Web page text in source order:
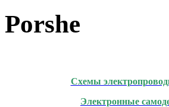
Porshe
Схемы
Электронные